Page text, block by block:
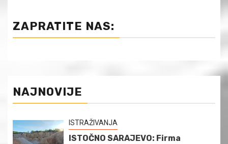
ZAPRATITE NAS:
NAJNOVIJE
ISTRAŽIVANJA
ISTOČNO SARAJEVO: Firma